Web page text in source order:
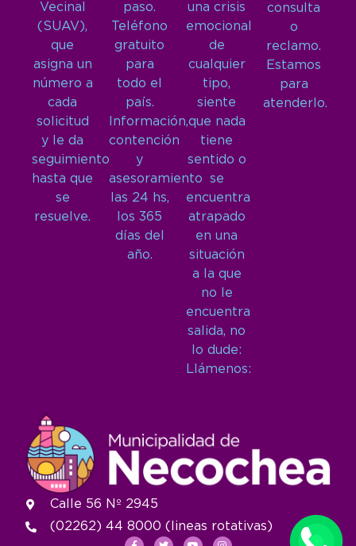
Vecinal
(SUAV),
que
asigna un
número a
cada
solicitud
y le da
seguimiento
hasta que
se
resuelve.
paso.
Teléfono
gratuito
para
todo el
país.
Información,
contención
y
asesoramiento
las 24 hs,
los 365
días del
año.
una crisis
emocional
de
cualquier
tipo,
siente
que nada
tiene
sentido o
se
encuentra
atrapado
en una
situación
a la que
no le
encuentra
salida, no
lo dude:
Llámenos:
consulta
o
reclamo.
Estamos
para
atenderlo.
Calle 56 Nº 2945
(02262) 44 8000 (lineas rotativas)